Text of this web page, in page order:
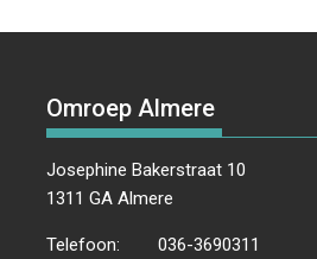
Omroep Almere
Josephine Bakerstraat 10
1311 GA Almere
Telefoon:
036-3690311